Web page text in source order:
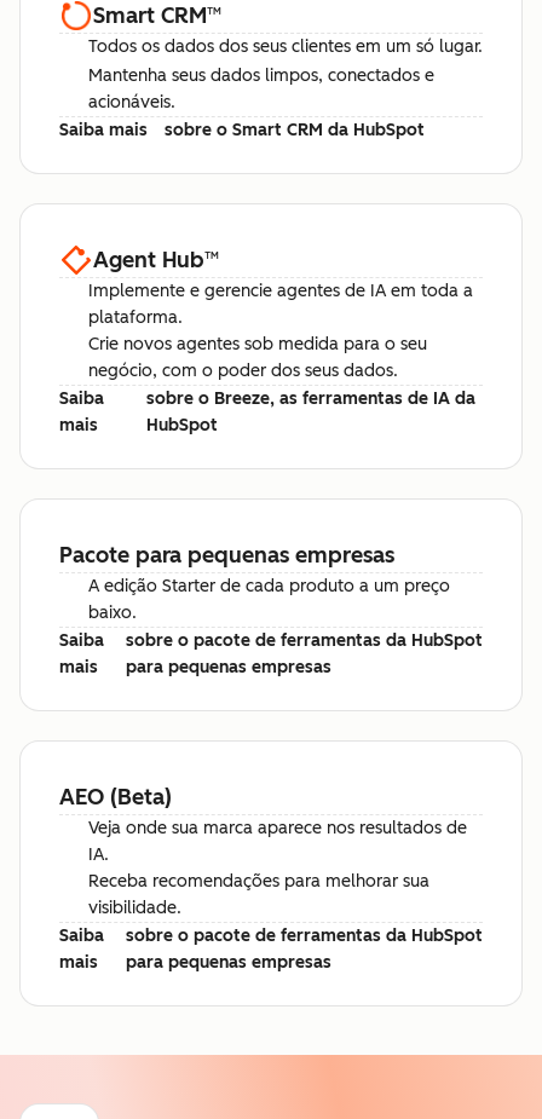
Smart CRM™
Todos os dados dos seus clientes em um só lugar.
Mantenha seus dados limpos, conectados e
acionáveis.
Saiba mais
sobre o Smart CRM da HubSpot
Agent Hub™
Implemente e gerencie agentes de IA em toda a
plataforma.
Crie novos agentes sob medida para o seu
negócio, com o poder dos seus dados.
Saiba
mais
sobre o Breeze, as ferramentas de IA da
HubSpot
Pacote para pequenas empresas
A edição Starter de cada produto a um preço
baixo.
Saiba
mais
sobre o pacote de ferramentas da HubSpot
para pequenas empresas
AEO (Beta)
Veja onde sua marca aparece nos resultados de
IA.
Receba recomendações para melhorar sua
visibilidade.
Saiba
mais
sobre o pacote de ferramentas da HubSpot
para pequenas empresas